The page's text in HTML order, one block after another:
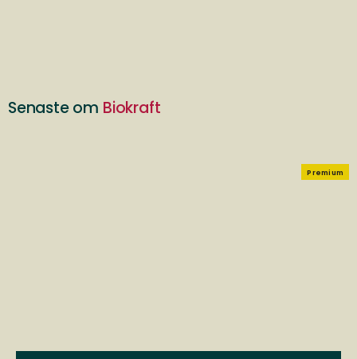
Senaste om Biokraft
Premium